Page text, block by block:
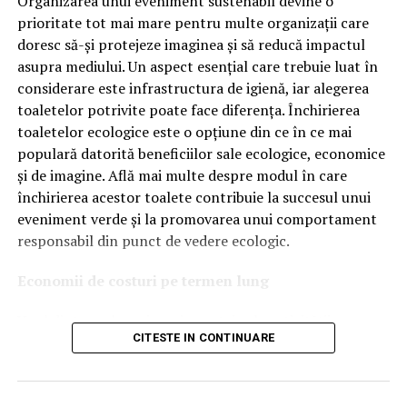
OEM.
Ce înseamnă Ravenol VMP?
DenumireaVMPidentifică o gamă de uleiuri dezvoltate
pentru motoare moderne care necesită performanțe
ridicate și compatibilitate cu numeroase specificații ale
constructorilor auto.
Acest produs este destinat în special motoarelor
moderne pe benzină și diesel, inclusiv celor echipate cu:
catalizatoare moderne;
sisteme Start-Stop.
Ce înseamnă USVO?
prioritate tot mai mare pentru multe organizații care
doresc să-și protejeze imaginea și să reducă impactul
asupra mediului. Un aspect esențial care trebuie luat în
considerare este infrastructura de igienă, iar alegerea
toaletelor potrivite poate face diferența. Închirierea
toaletelor ecologice este o opțiune din ce în ce mai
populară datorită beneficiilor sale ecologice, economice
și de imagine. Află mai multe despre modul în care
închirierea acestor toalete contribuie la succesul unui
eveniment verde și la promovarea unui comportament
responsabil din punct de vedere ecologic.
Economii de costuri pe termen lung
Unul dintre cele mai mari avantaje ale activității
închiriere toalete ecologiceeste economia de costuri.
termen lung, aceasta este o opțiune mai rentabilă decât
CITESTE IN CONTINUARE